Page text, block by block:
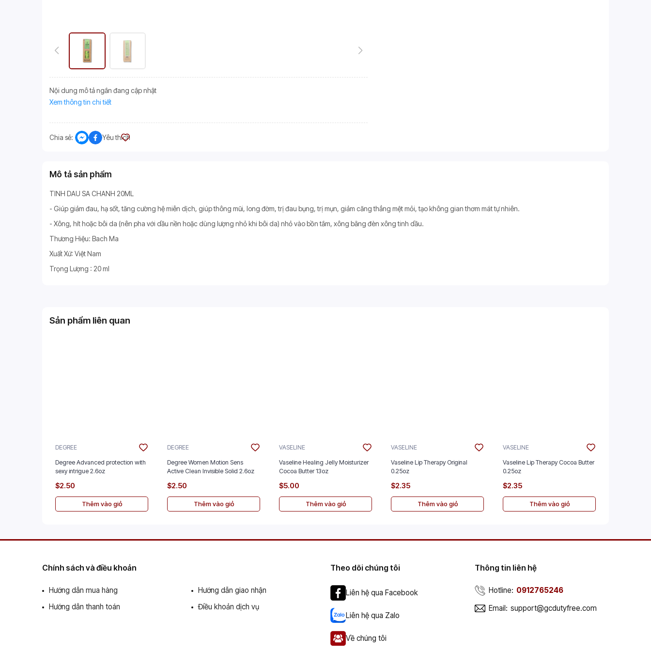
Nội dung mô tả ngắn đang cập nhật
Xem thông tin chi tiết
Chia sẻ: Yêu thích
Mô tả sản phẩm
TINH DAU SA CHANH 20ML
- Giúp giảm đau, hạ sốt, tăng cường hệ miễn dịch, giúp thông mũi, long đờm, trị đau bụng, trị mụn, giảm căng thẳng mệt mỏi, tạo không gian thơm mát tự nhiên.
- Xông, hít hoặc bôi da (nên pha với dầu nền hoặc dùng lượng nhỏ khi bôi da) nhỏ vào bồn tắm, xông bằng đèn xông tinh dầu.
Thương Hiệu: Bach Ma
Xuất Xứ: Việt Nam
Trọng Lượng : 20 ml
Sản phẩm liên quan
DEGREE
Degree Advanced protection with
sexy intrigue 2.6oz
$2.50
Thêm vào giỏ
DEGREE
Degree Women Motion Sens
Active Clean Invisible Solid 2.6oz
$2.50
Thêm vào giỏ
VASELINE
Vaseline Healing Jelly Moisturizer
Cocoa Butter 13oz
$5.00
Thêm vào giỏ
VASELINE
Vaseline Lip Therapy Original
0.25oz
$2.35
Thêm vào giỏ
VASELINE
Vaseline Lip Therapy Cocoa Butter
0.25oz
$2.35
Thêm vào giỏ
Chính sách và điều khoản
Hướng dẫn mua hàng
Hướng dẫn thanh toán
Hướng dẫn giao nhận
Điều khoản dịch vụ
Theo dõi chúng tôi
Liên hệ qua Facebook
Liên hệ qua Zalo
Về chúng tôi
Thông tin liên hệ
Hotline: 0912765246
Email: support@gcdutyfree.com